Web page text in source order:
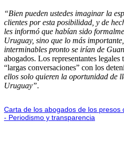
“Bien pueden ustedes imaginar la
clientes por esta posibilidad, y de
les informó que habían sido
Uruguay, sino que lo más
interminables pronto se irían de
abogados. Los representantes
“largas conversaciones” con los
ellos solo quieren la oportunidad de
Uruguay”.
Carta de los abogados de los presos
- Periodismo y transparencia